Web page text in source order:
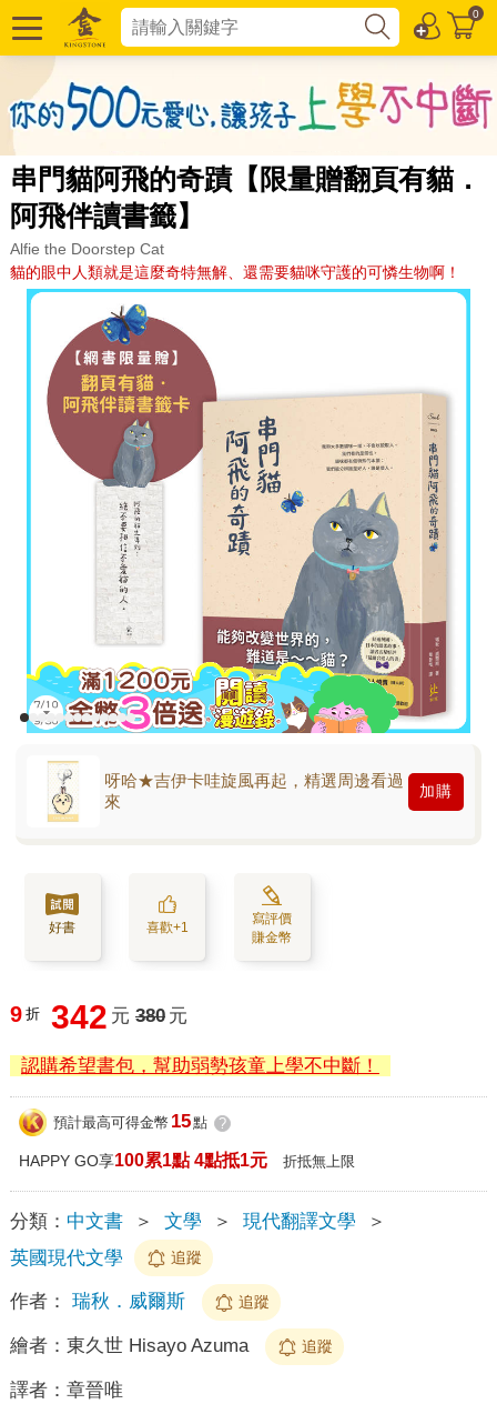
0
串門貓阿飛的奇蹟【限量贈翻頁有貓．
阿飛伴讀書籤】
Alfie the Doorstep Cat
貓的眼中人類就是這麼奇特無解、還需要貓咪守護的可憐生物啊！
呀哈★吉伊卡哇旋風再起，精選周邊看過
來
加購
好書 喜歡+1
寫評價
賺金幣
9 折 342 元 380 元
認購希望書包，幫助弱勢孩童上學不中斷！
預計最高可得金幣 15點 ?
HAPPY GO享100累1點 4點抵1元 折抵無上限
分類： 中文書 ＞ 文學 ＞ 現代翻譯文學
＞
英國現代文學
追蹤
作者： 瑞秋．威爾斯 追蹤
繪者： 東久世 Hisayo Azuma 追蹤
譯者： 章晉唯